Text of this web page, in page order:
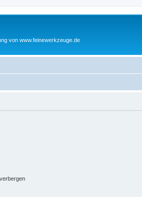
von www.feinewerkzeuge.de